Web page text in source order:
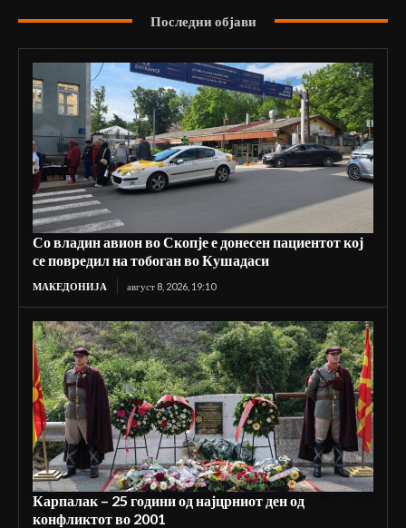
Последни објави
Со владин авион во Скопје е донесен пациентот кој
се повредил на тобоган во Кушадаси
МАКЕДОНИЈА август 8, 2026, 19:10
Карпалак – 25 години од најцрниот ден од
конфликтот во 2001